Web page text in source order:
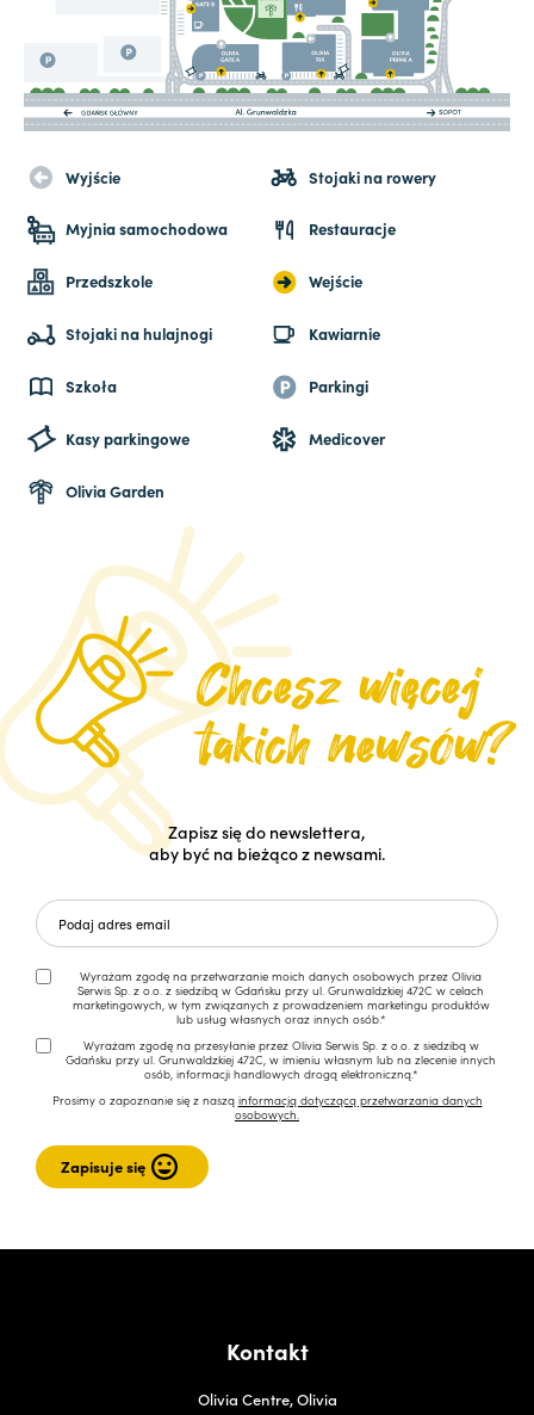
Wyjście Stojaki na rowery
Myjnia samochodowa Restauracje
Przedszkole Wejście
Stojaki na hulajnogi Kawiarnie
Szkoła Parkingi
Kasy parkingowe Medicover
Olivia Garden
Zapisz się do newslettera,
aby być na bieżąco z newsami.
Wyrażam zgodę na przetwarzanie moich danych osobowych przez Olivia
Serwis Sp. z o.o. z siedzibą w Gdańsku przy ul. Grunwaldzkiej 472C w celach
marketingowych, w tym związanych z prowadzeniem marketingu produktów
lub usług własnych oraz innych osób.*
Wyrażam zgodę na przesyłanie przez Olivia Serwis Sp. z o.o. z siedzibą w
Gdańsku przy ul. Grunwaldzkiej 472C, w imieniu własnym lub na zlecenie innych
osób, informacji handlowych drogą elektroniczną.*
Prosimy o zapoznanie się z naszą informacją dotyczącą przetwarzania danych
osobowych.
Kontakt
Olivia Centre, Olivia